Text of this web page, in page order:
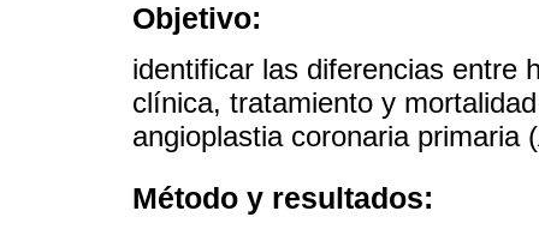
Objetivo:
identificar las diferencias entre
clínica, tratamiento y
angioplastia coronaria primaria
Método y resultados: